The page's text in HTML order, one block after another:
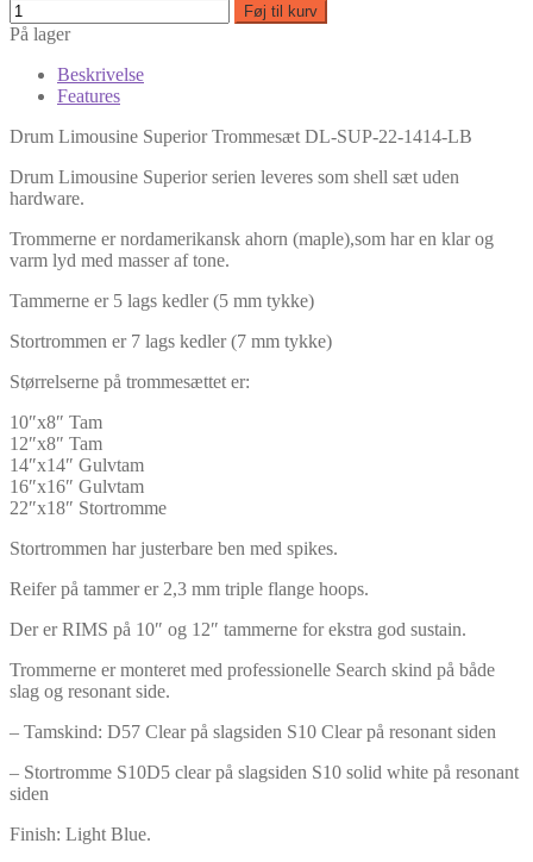
Føj til kurv
På lager
Beskrivelse
Features
Drum Limousine Superior Trommesæt DL-SUP-22-1414-LB
Drum Limousine Superior serien leveres som shell sæt uden
hardware.
Trommerne er nordamerikansk ahorn (maple),som har en klar og
varm lyd med masser af tone.
Tammerne er 5 lags kedler (5 mm tykke)
Stortrommen er 7 lags kedler (7 mm tykke)
Størrelserne på trommesættet er:
10″x8″ Tam
12″x8″ Tam
14″x14″ Gulvtam
16″x16″ Gulvtam
22″x18″ Stortromme
Stortrommen har justerbare ben med spikes.
Reifer på tammer er 2,3 mm triple flange hoops.
Der er RIMS på 10″ og 12″ tammerne for ekstra god sustain.
Trommerne er monteret med professionelle Search skind på både
slag og resonant side.
– Tamskind: D57 Clear på slagsiden S10 Clear på resonant siden
– Stortromme S10D5 clear på slagsiden S10 solid white på resonant
siden
Finish: Light Blue.